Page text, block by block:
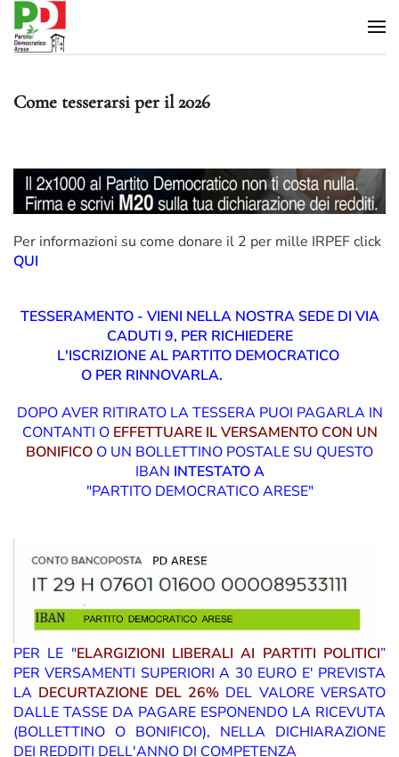
Skip to main content
Come tesserarsi per il 2026
Per informazioni su come donare il 2 per mille IRPEF click
QUI
TESSERAMENTO - VIENI NELLA NOSTRA SEDE DI VIA
CADUTI 9, PER RICHIEDERE
L'ISCRIZIONE AL PARTITO DEMOCRATICO
O PER RINNOVARLA.
DOPO AVER RITIRATO LA TESSERA PUOI PAGARLA IN
CONTANTI O EFFETTUARE IL VERSAMENTO CON UN
BONIFICO O UN BOLLETTINO POSTALE SU QUESTO
IBAN INTESTATO A
"PARTITO DEMOCRATICO ARESE"
PER LE "ELARGIZIONI LIBERALI AI PARTITI POLITICI”
PER VERSAMENTI SUPERIORI A 30 EURO E' PREVISTA
LA DECURTAZIONE DEL 26% DEL VALORE VERSATO
DALLE TASSE DA PAGARE ESPONENDO LA RICEVUTA
(BOLLETTINO O BONIFICO), NELLA DICHIARAZIONE
DEI REDDITI DELL'ANNO DI COMPETENZA